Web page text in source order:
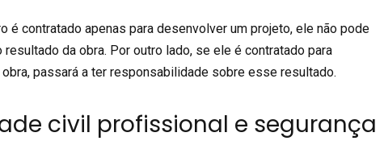
é contratado apenas para desenvolver um projeto, ele não pode
da obra. Por outro lado, se ele é contratado para
passará a ter responsabilidade sobre esse resultado.
civil profissional e segurança